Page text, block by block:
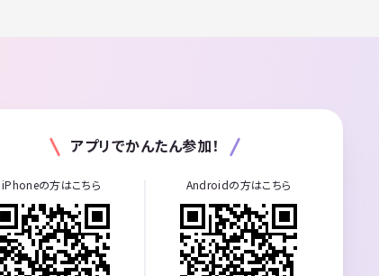
アプリでかんたん参加！
iPhoneの方はこちら Androidの方はこちら